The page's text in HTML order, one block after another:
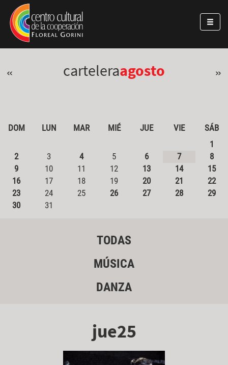
Pasar al contenido principal
Jump to main content
« carteleraagosto »
DOM LUN MAR MIÉ JUE VIE
SÁB
1
2
3 4 5 6 7
8
9
10 11 12 13 14
15
16
17 18 19 20 21
22
23
24 25 26 27 28
29
30
31
TODAS
MÚSICA
DANZA
jue25